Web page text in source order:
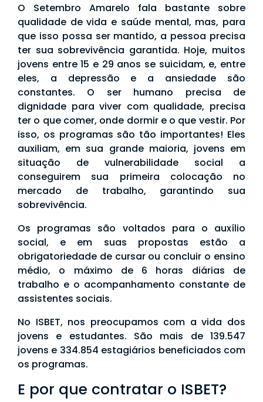
O Setembro Amarelo fala bastante sobre
qualidade de vida e saúde mental, mas, para
que isso possa ser mantido, a pessoa precisa
ter sua sobrevivência garantida. Hoje, muitos
jovens entre 15 e 29 anos se suicidam, e, entre
eles, a depressão e a ansiedade são
constantes. O ser humano precisa de
dignidade para viver com qualidade, precisa
ter o que comer, onde dormir e o que vestir. Por
isso, os programas são tão importantes! Eles
auxiliam, em sua grande maioria, jovens em
situação de vulnerabilidade social a
conseguirem sua primeira colocação no
mercado de trabalho, garantindo sua
sobrevivência.
Os programas são voltados para o auxílio
social, e em suas propostas estão a
obrigatoriedade de cursar ou concluir o ensino
médio, o máximo de 6 horas diárias de
trabalho e o acompanhamento constante de
assistentes sociais.
No ISBET, nos preocupamos com a vida dos
jovens e estudantes. São mais de 139.547
jovens e 334.854 estagiários beneficiados com
os programas.
E por que contratar o ISBET?